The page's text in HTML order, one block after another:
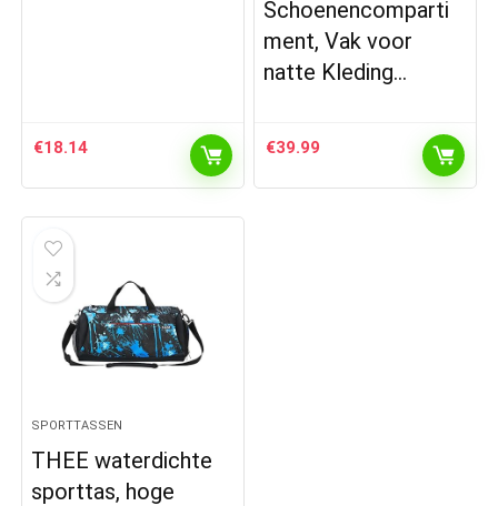
€18.14
Schoenencomparti
ment, Vak voor
natte Kleding…
€39.99
SPORTTASSEN
THEE waterdichte
sporttas, hoge